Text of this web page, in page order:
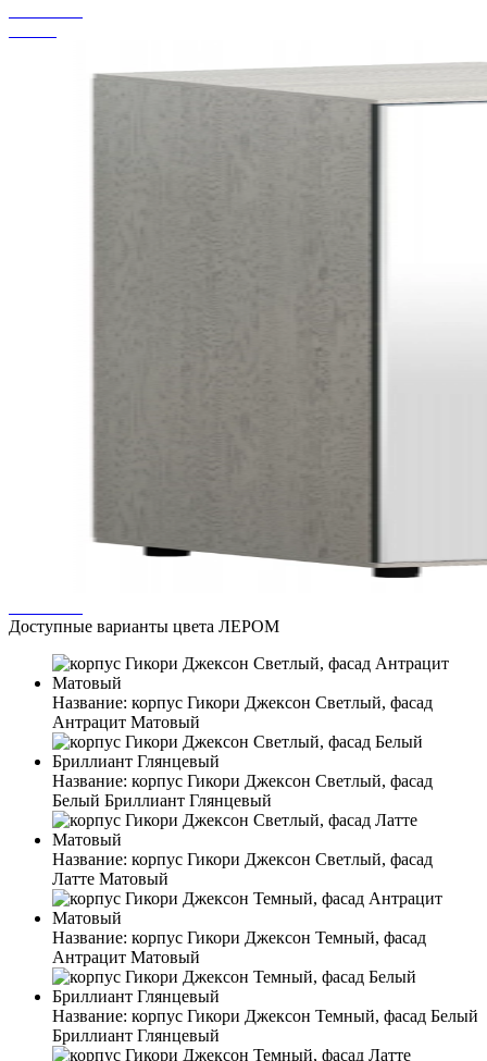
Доступные варианты цвета ЛЕРОМ
Название: корпус Гикори Джексон Светлый, фасад
Антрацит Матовый
Название: корпус Гикори Джексон Светлый, фасад
Белый Бриллиант Глянцевый
Название: корпус Гикори Джексон Светлый, фасад
Латте Матовый
Название: корпус Гикори Джексон Темный, фасад
Антрацит Матовый
Название: корпус Гикори Джексон Темный, фасад Белый
Бриллиант Глянцевый